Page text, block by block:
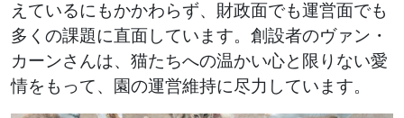
えているにもかかわらず、財政面でも運営面でも
多くの課題に直面しています。創設者のヴァン・
カーンさんは、猫たちへの温かい心と限りない愛
情をもって、園の運営維持に尽力しています。